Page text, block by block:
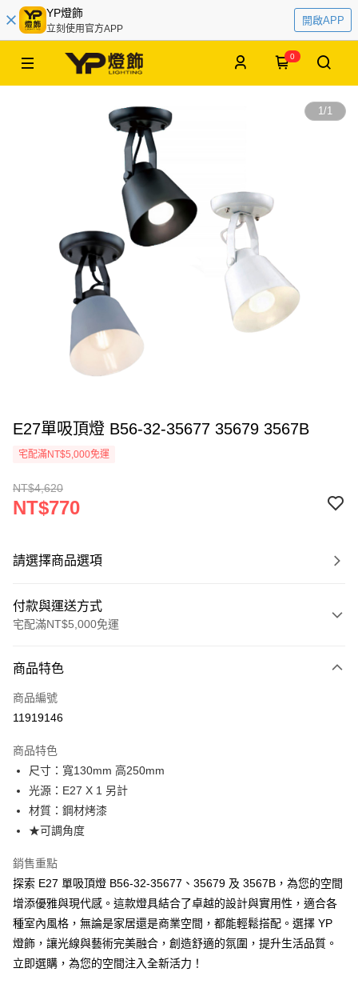
YP燈飾
立刻使用官方APP
開啟APP
0
1/1
E27單吸頂燈 B56-32-35677 35679 3567B
宅配滿NT$5,000免運
NT$4,620
NT$770
請選擇商品選項
付款與運送方式
宅配滿NT$5,000免運
信用卡一次付款
LINE Pay
街口支付
悠遊付
Google Pay
全盈+PAY
AFTEE先享後付
相關說明
【關於「AFTEE先享後付」】
AFTEE先享後付是「在收到商品之後才付款」的支付方式。 讓您購物簡單
便利好安心！
１．簡單：不需註冊會員、不需綁卡、不需儲值。
商品特色
商品編號
11919146
商品特色
尺寸：寬130mm 高250mm
光源：E27 X 1 另計
材質：鋼材烤漆
★可調角度
銷售重點
探索 E27 單吸頂燈 B56-32-35677、35679 及 3567B，為您的空間
增添優雅與現代感。這款燈具結合了卓越的設計與實用性，適合各
種室內風格，無論是家居還是商業空間，都能輕鬆搭配。選擇 YP
燈飾，讓光線與藝術完美融合，創造舒適的氛圍，提升生活品質。
立即選購，為您的空間注入全新活力！